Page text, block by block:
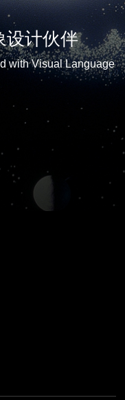
设计伙伴
with Visual Language